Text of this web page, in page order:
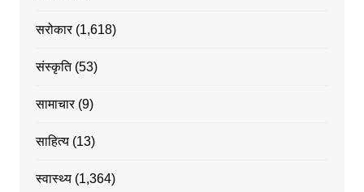
सरोकार(1,618)
संस्कृति(53)
सामाचार(9)
साहित्य(13)
स्वास्थ्य(1,364)